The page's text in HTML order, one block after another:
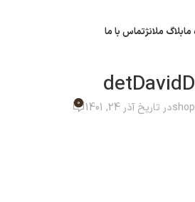
مابلاگ ملانژتماس با ما
در تاریخ آذر 24, 1401 0